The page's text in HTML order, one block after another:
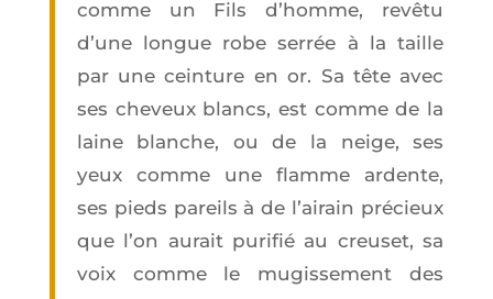
comme un Fils d’homme, revê­tu
d’une longue robe ser­rée à la taille
par une cein­ture en or. Sa tête avec
ses che­veux blancs, est comme de la
laine blanche, ou de la neige, ses
yeux comme une flamme ardente,
ses pieds pareils à de l’ai­rain pré­cieux
que l’on aurait puri­fié au creu­set, sa
voix comme le mugis­se­ment des